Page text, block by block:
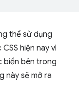
thể sử dụng
hiện nay vì
biến bên trong
này sẽ mở ra